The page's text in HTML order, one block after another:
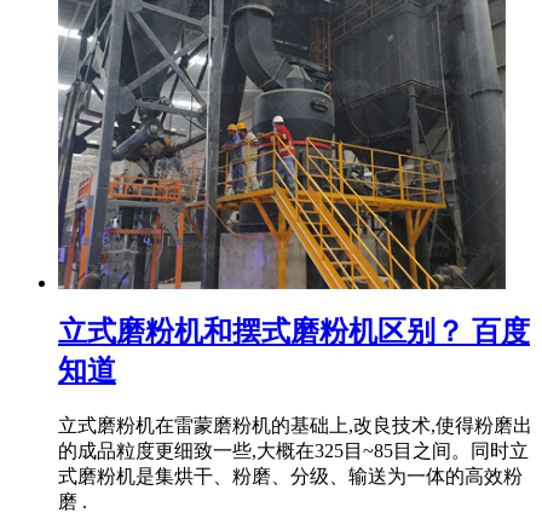
立式磨粉机和摆式磨粉机区别？ 百度
知道
立式磨粉机在雷蒙磨粉机的基础上,改良技术,使得粉磨出
的成品粒度更细致一些,大概在325目~85目之间。同时立
式磨粉机是集烘干、粉磨、分级、输送为一体的高效粉
磨 .